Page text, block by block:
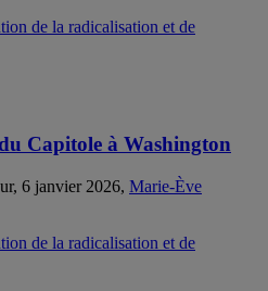
Capitole à Washington
6 janvier 2026, Marie-Ève